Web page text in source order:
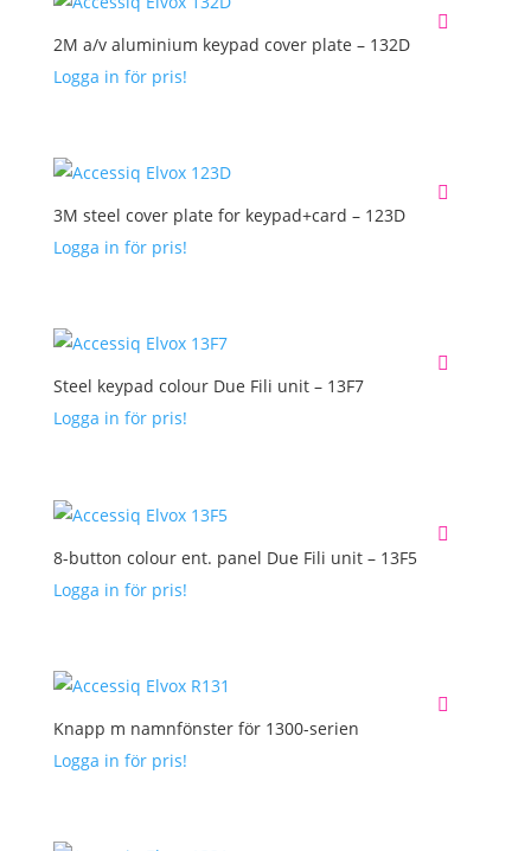
2M a/v aluminium keypad cover plate – 132D
Logga in för pris!
3M steel cover plate for keypad+card – 123D
Logga in för pris!
Steel keypad colour Due Fili unit – 13F7
Logga in för pris!
8-button colour ent. panel Due Fili unit – 13F5
Logga in för pris!
Knapp m namnfönster för 1300-serien
Logga in för pris!